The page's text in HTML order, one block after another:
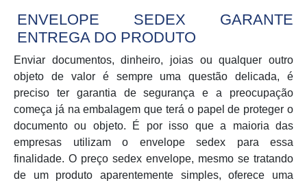
ENVELOPE SEDEX GARANTE
ENTREGA DO PRODUTO
Enviar documentos, dinheiro, joias ou qualquer outro
objeto de valor é sempre uma questão delicada, é
preciso ter garantia de segurança e a preocupação
começa já na embalagem que terá o papel de proteger o
documento ou objeto. É por isso que a maioria das
empresas utilizam o envelope sedex para essa
finalidade. O preço sedex envelope, mesmo se tratando
de um produto aparentemente simples, oferece uma